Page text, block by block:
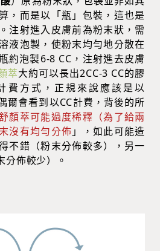
，而是以「瓶」包裝，這也是
注射進入皮膚前為粉末狀，需
液泡製，使粉末均勻地分散在
約泡製6-8 CC，注射進去皮膚
萃大約可以長出2CC-3 CC的膠
費方式，正規來說應該是以
爾會看到以CC計費，背後的所
顏萃可能過度稀釋（為了給兩
沒有均勻分佈 」
，如此可能造
不錯（粉末分佈較多），另一
分佈較少）。